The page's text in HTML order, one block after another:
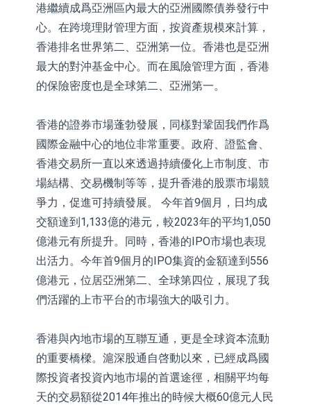
港繼續成爲亞洲區內最大的亞洲國際債券發行中
心。在跨境理財管理方面，按資產規模來計算，
香港排名世界第二、亞洲第一位。香港也是亞洲
最大的對沖基金中心。而在風險管理方面，香港
的保險密度也是全球第二、亞洲第一。
香港的證券市場蓬勃發展，同樣對鞏固我們作爲
國際金融中心的地位非常重要。政府、證監會、
香港交易所一直以來透過持續優化上市制度、市
場結構、交易機制等等，提升香港的股票市場競
爭力，促進可持續發展。 今年首9個月，日均成
交額達到1,133億的港元，較2023年的平均1,050
億港元有所提升。同時，香港的IPO市場也表現
出活力。今年首9個月的IPO集資的金額達到556
億港元，位居亞洲第二、全球第四位，展現了我
們活躍的上市平台的市場強大的吸引力。
香港與內地市場的互聯互通，更是全球資本流動
的重要橋樑。滬深股通自啓動以來，已經成爲國
際投資者投資內地市場的首選途徑，相關平均每
天的交易額從2014年推出的時候大概60億元人民